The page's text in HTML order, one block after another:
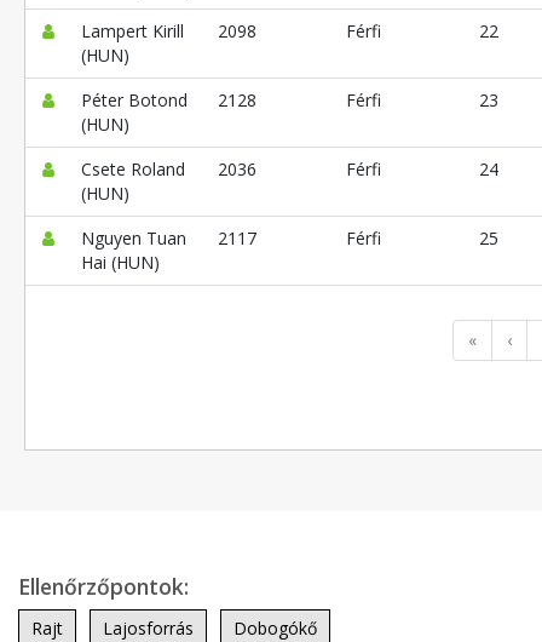
Lampert Kirill
(HUN)
2098 Férfi 22
Péter Botond
(HUN)
2128 Férfi 23
Csete Roland
(HUN)
2036 Férfi 24
Nguyen Tuan
Hai (HUN)
2117 Férfi 25
« ‹
Ellenőrzőpontok:
Rajt Lajosforrás Dobogókő